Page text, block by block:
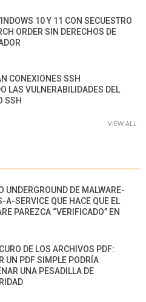
10 Y 11 CON SECUESTRO
ORDER SIN DERECHOS DE
CONEXIONES SSH
LAS VULNERABILIDADES DEL
SSH
VIEW ALL
UNDERGROUND DE MALWARE-
A-SERVICE QUE HACE QUE EL
PAREZCA “VERIFICADO” EN
DE LOS ARCHIVOS PDF:
UN PDF SIMPLE PODRÍA
UNA PESADILLA DE